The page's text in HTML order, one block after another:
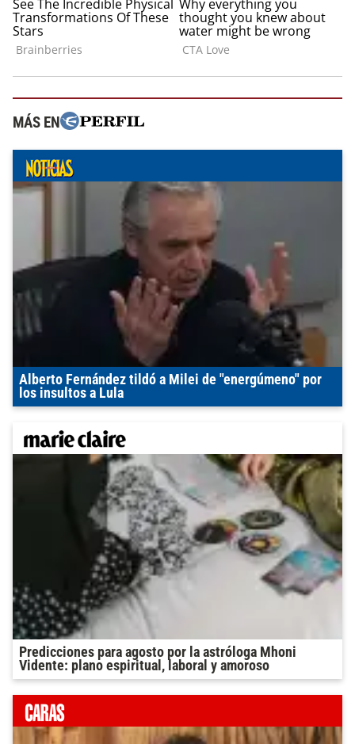
MÁS EN
Alberto Fernández tildó a Milei de "energúmeno" por
los insultos a Lula
Predicciones para agosto por la astróloga Mhoni
Vidente: plano espiritual, laboral y amoroso